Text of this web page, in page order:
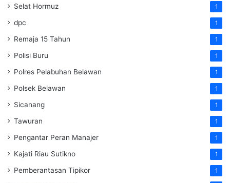
Selat Hormuz 1
dpc 1
Remaja 15 Tahun 1
Polisi Buru 1
Polres Pelabuhan Belawan 1
Polsek Belawan 1
Sicanang 1
Tawuran 1
Pengantar Peran Manajer 1
Kajati Riau Sutikno 1
Pemberantasan Tipikor 1